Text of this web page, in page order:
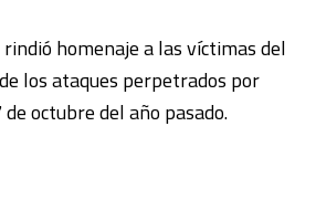
homenaje a las víctimas del
los ataques perpetrados por
octubre del año pasado.